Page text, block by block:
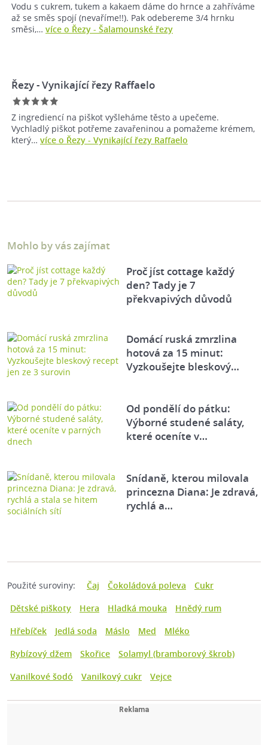
Vodu s cukrem, tukem a kakaem dáme do hrnce a zahříváme
až se směs spojí (nevaříme!!). Pak odebereme 3/4 hrnku
směsi,… více o Řezy - Šalamounské řezy
Řezy - Vynikající řezy Raffaelo
Z ingrediencí na piškot vyšleháme těsto a upečeme.
Vychladlý piškot potřeme zavařeninou a pomažeme krémem,
který… více o Řezy - Vynikající řezy Raffaelo
Mohlo by vás zajímat
Proč jíst cottage každý
den? Tady je 7
překvapivých důvodů
Domácí ruská zmrzlina
hotová za 15 minut:
Vyzkoušejte bleskový…
Od pondělí do pátku:
Výborné studené saláty,
které oceníte v…
Snídaně, kterou milovala
princezna Diana: Je zdravá,
rychlá a…
Použité suroviny: Čaj Čokoládová poleva
Cukr
Dětské piškoty
Hera Hladká mouka
Hnědý rum
Hřebíček
Jedlá soda Máslo Med
Mléko
Rybízový džem
Skořice
Solamyl (bramborový škrob)
Vanilkové šodó
Vanilkový cukr Vejce